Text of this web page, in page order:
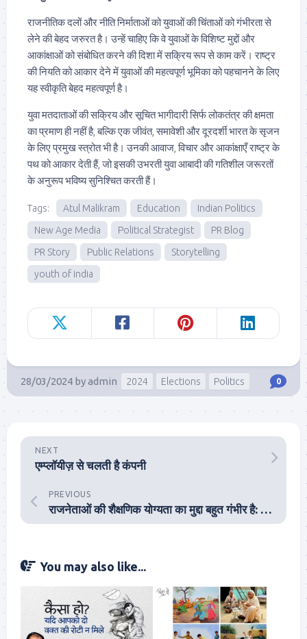
राजनीतिक दलों और नीति निर्माताओं को युवाओं की चिंताओं को गंभीरता से
लेने की बेहद जरुरत है। उन्हें चाहिए कि वे युवाओं के विशिष्ट मुद्दों और
आकांक्षाओं को संबोधित करने की दिशा में सक्रिय रूप से काम करें। राष्ट्र
की नियति को आकार देने में युवाओं की महत्वपूर्ण भूमिका को पहचानने के लिए
यह स्वीकृति बेहद महत्वपूर्ण है।
युवा मतदाताओं की सक्रिय और सूचित भागीदारी सिर्फ लोकतंत्र की क्षमता
का प्रमाण ही नहीं है, बल्कि एक जीवंत, समावेशी और दूरदर्शी भारत के सृजन
के लिए प्रमुख स्त्रोत भी है। उनकी आवाज, विचार और आकांक्षाएँ राष्ट्र के
पथ को आकार देती हैं, जो इसकी उभरती युवा आबादी की गतिशील जरूरतों
के अनुरूप भविष्य सुनिश्चित करती हैं।
Tags: Atul Malikram Education
Indian Politics
New Age Media
Political Strategist
PR Blog
PR Story
Public Relations
Storytelling
youth of india
28/03/2024 byadmin 2024 Elections Politics 0
NEXT
एम्प्लॉयीज़ से चलती है कंपनी
PREVIOUS
राजनेताओं की शैक्षणिक योग्यता का मुद्दा बहुत गंभीर है: राजनेताओं को शिक्षित होना ही चाहिए
You may also like...